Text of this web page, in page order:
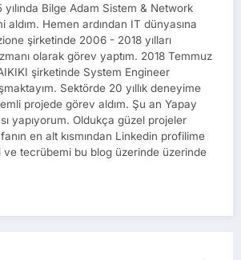
Bilge Adam Sistem & Network
aldım. Hemen ardından IT dünyasına
şirketinde 2006 - 2018 yılları
olarak görev yaptım. 2018 Temmuz
şirketinde System Engineer
Sektörde 20 yıllık deneyime
projede görev aldım. Şu an Yapay
yapıyorum. Oldukça güzel projeler
en alt kısmından Linkedin profilime
ve tecrübemi bu blog üzerinde üzerinde